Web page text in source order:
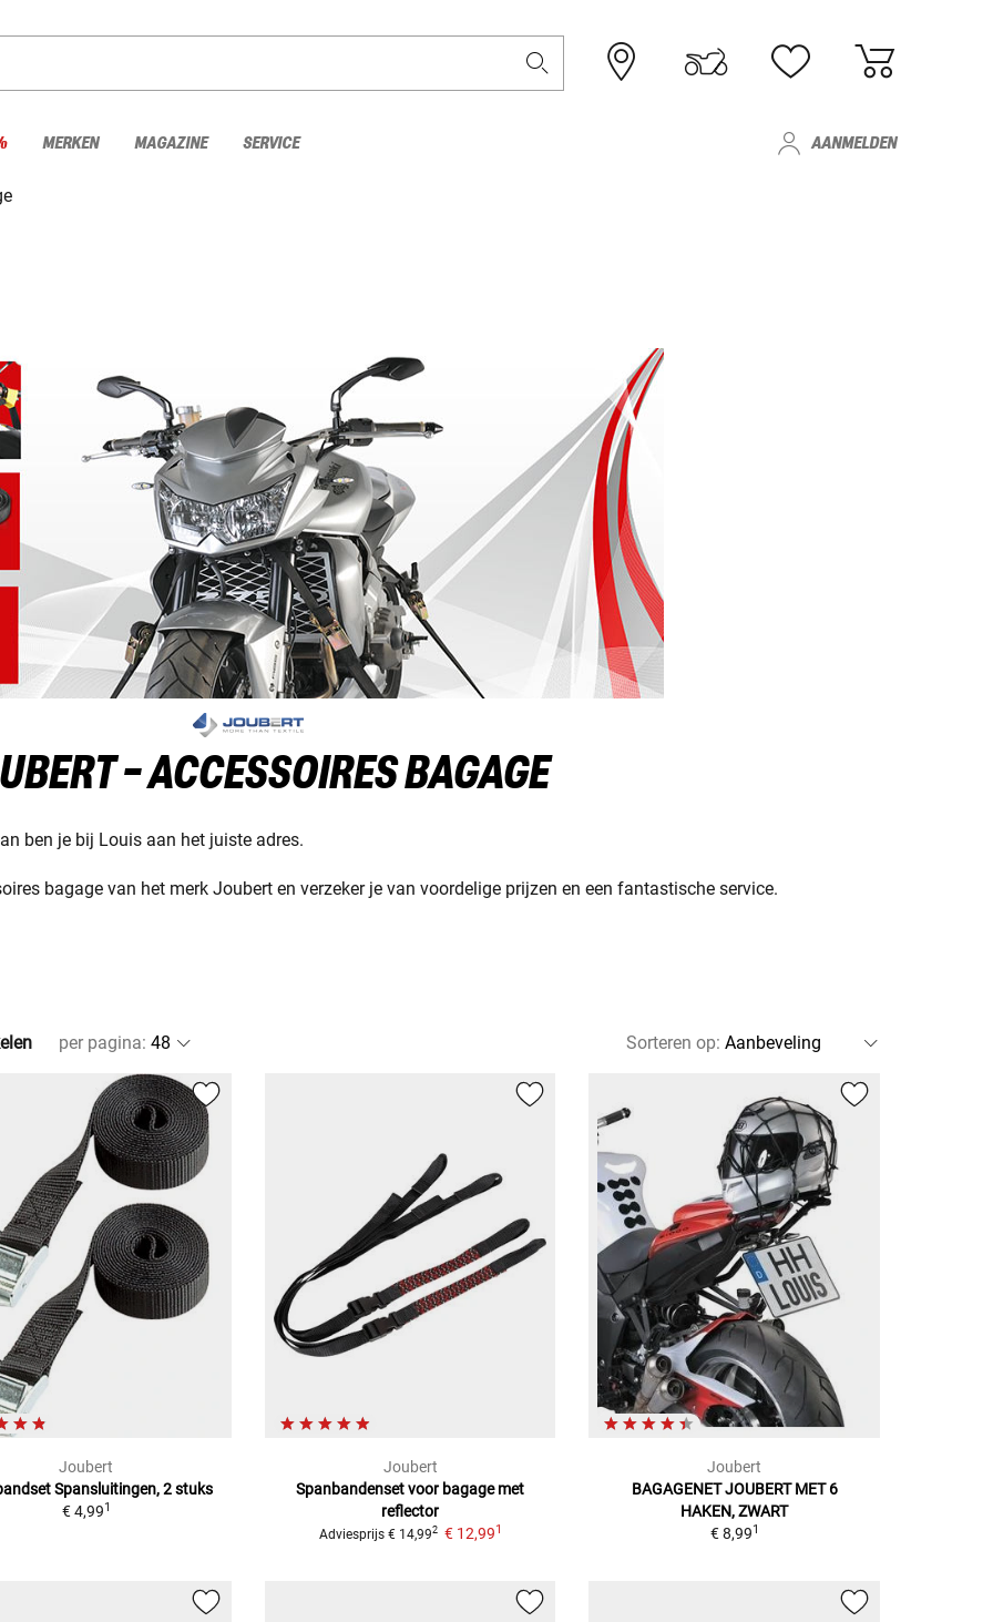
MERKEN MAGAZINE SERVICE AANMELDEN
- ACCESSOIRES BAGAGE
ben je bij Louis aan het juiste adres.
bagage van het merk Joubert en verzeker je van voordelige prijzen en een fantastische service.
per pagina: Sorteren op:
Joubert
Spansluitingen, 2 stuks
€ 4,991
Joubert
Spanbandenset voor bagage met
reflector
Adviesprijs € 14,992 € 12,991
Joubert
BAGAGENET JOUBERT MET 6
HAKEN, ZWART
€ 8,991